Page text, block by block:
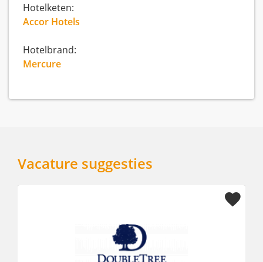
Hotelketen:
Accor Hotels
Hotelbrand:
Mercure
Vacature suggesties